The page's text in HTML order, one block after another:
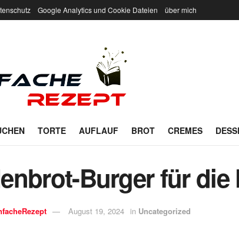
Google Analytics und Cookie Dateien über mich
TORTE AUFLAUF BROT CREMES
Burger für die
August 19, 2024 in Uncategorized